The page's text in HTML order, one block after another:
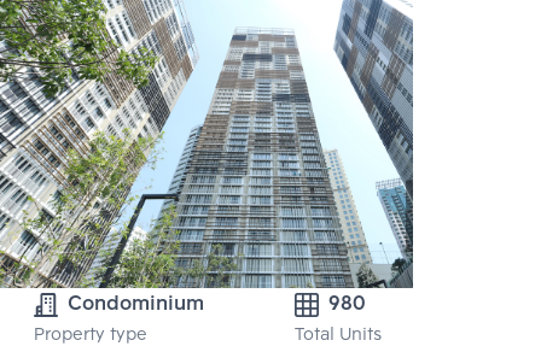
Condominium
Property type
980
Total Units